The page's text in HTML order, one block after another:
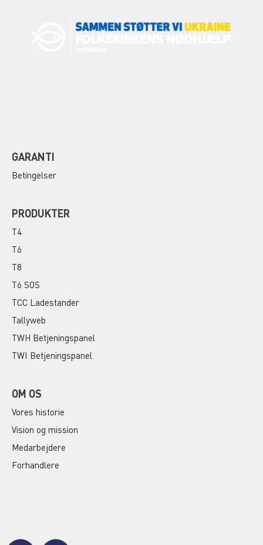
GARANTI
Betingelser
PRODUKTER
T4
T6
T8
T6 SOS
TCC Ladestander
Tallyweb
TWH Betjeningspanel
TWI Betjeningspanel
OM OS
Vores historie
Vision og mission
Medarbejdere
Forhandlere